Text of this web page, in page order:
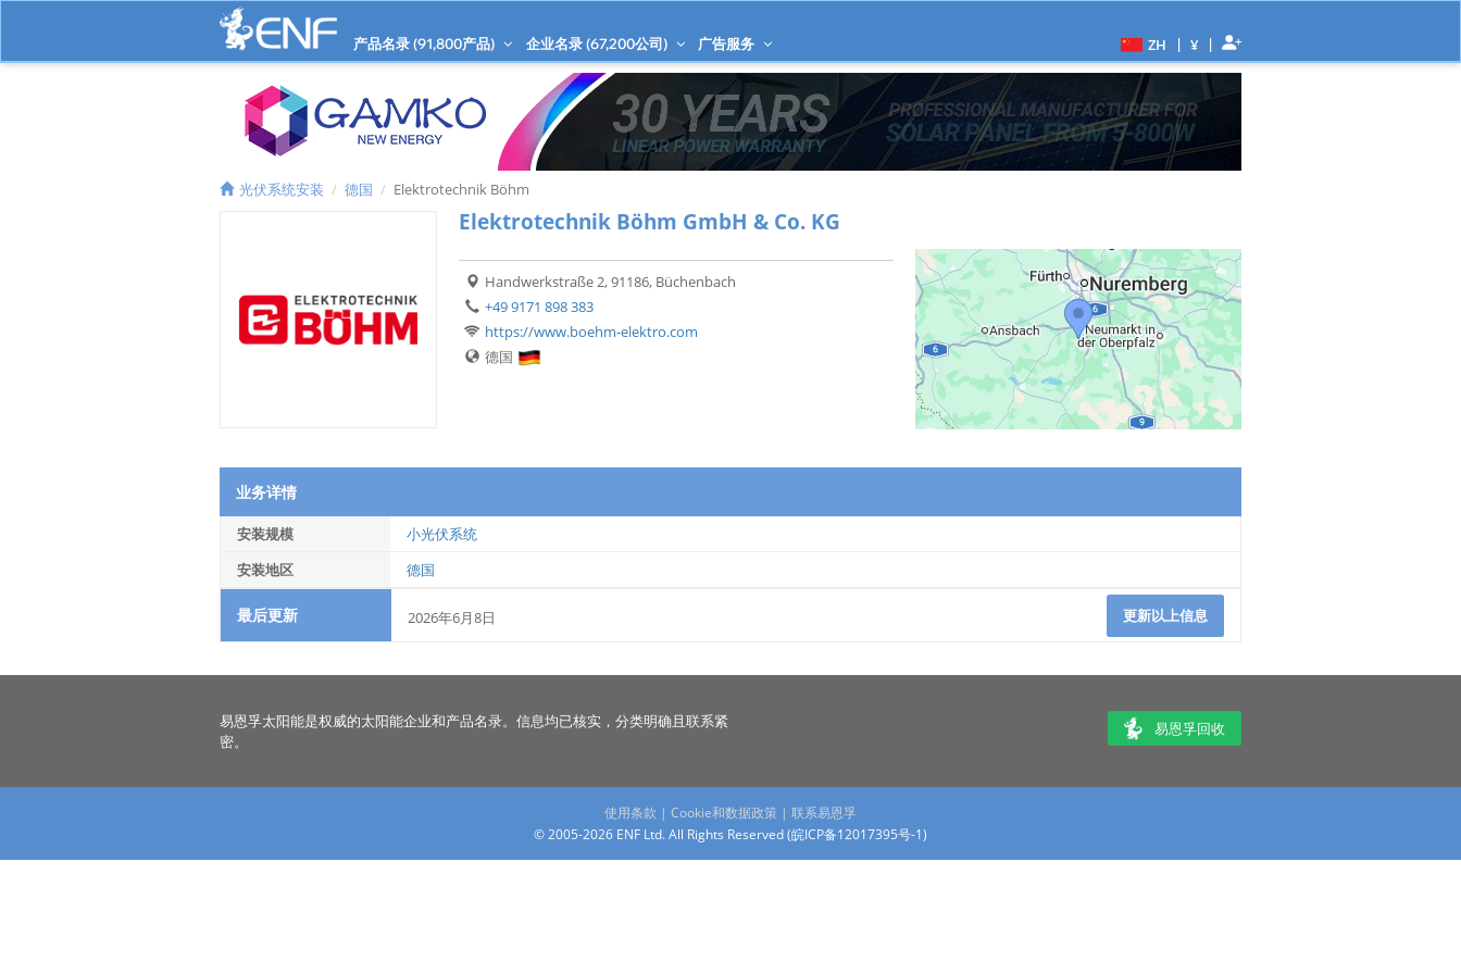
产品名录 (91,800产品) 企业名录 (67,200公司) 广告服务 ZH | ¥ |
光伏系统安装 德国 Elektrotechnik Böhm
Elektrotechnik Böhm GmbH & Co. KG
Handwerkstraße 2, 91186, Büchenbach
+49 9171 898 383
https://www.boehm-elektro.com
德国
业务详情
安装规模
小光伏系统
安装地区
德国
最后更新 2026年6月8日 更新以上信息
易恩孚太阳能是权威的太阳能企业和产品名录。信息均已核实，分类明确且联系紧
密。
易恩孚回收
使用条款 | Cookie和数据政策 | 联系易恩孚
© 2005-2026 ENF Ltd. All Rights Reserved (皖ICP备12017395号-1)